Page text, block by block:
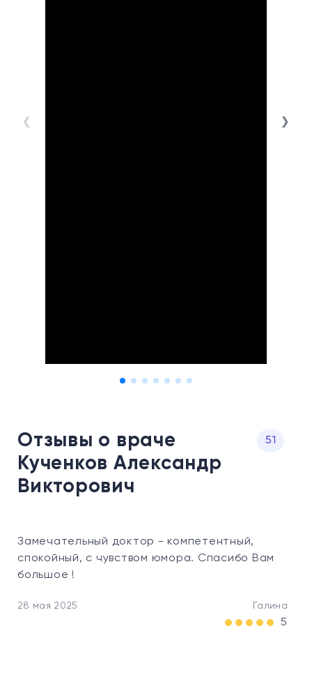
Отзывы о враче
Кученков Александр
Викторович
51
Замечательный доктор - компетентный,
спокойный, с чувством юмора. Спасибо Вам
большое !
28 мая 2025 Галина
5